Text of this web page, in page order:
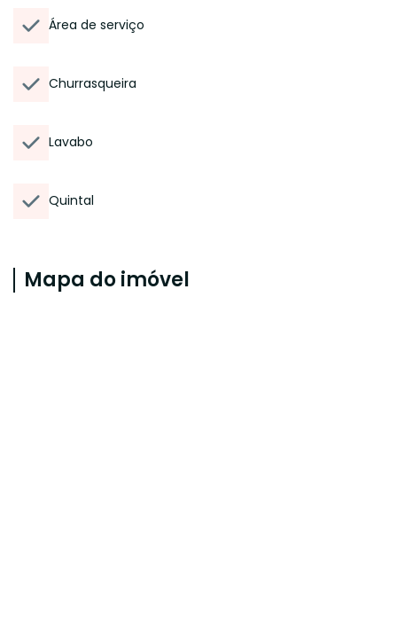
Área de serviço
Churrasqueira
Lavabo
Quintal
Mapa do imóvel